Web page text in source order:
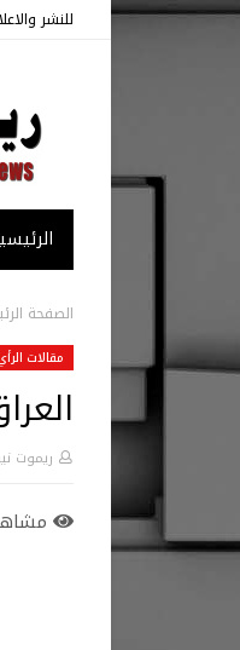
للنشر
الصفحة
مقالات
ريموت